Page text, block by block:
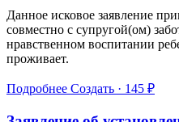
Данное исковое заявление
совместно с супругой(ом)
нравственном воспитании
проживает.
Подробнее Создать · 145 ₽